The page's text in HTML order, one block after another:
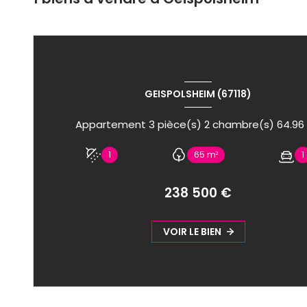
GEISPOLSHEIM (67118)
1 65 m² 1
238 500 €
VOIR LE BIEN